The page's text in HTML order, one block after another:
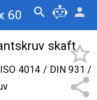
60 search person
share
star_border
skaft
4014 / DIN 931 /